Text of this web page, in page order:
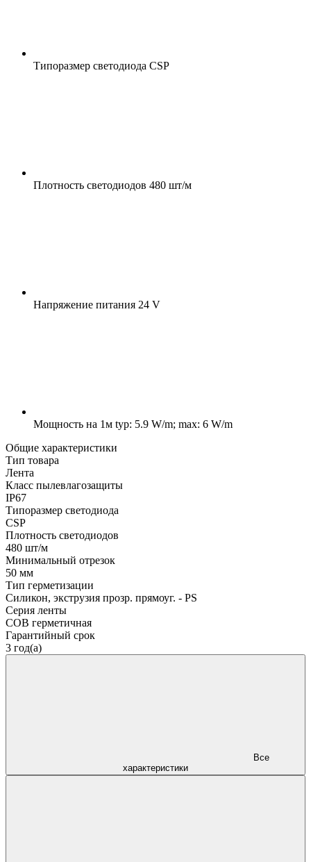
Типоразмер светодиода CSP
Плотность светодиодов 480 шт/м
Напряжение питания 24 V
Мощность на 1м typ: 5.9 W/m; max: 6 W/m
Общие характеристики
Тип товара
Лента
Класс пылевлагозащиты
IP67
Типоразмер светодиода
CSP
Плотность светодиодов
480 шт/м
Минимальный отрезок
50 мм
Тип герметизации
Силикон, экструзия прозр. прямоуг. - PS
Серия ленты
COB герметичная
Гарантийный срок
3 год(а)
характеристики